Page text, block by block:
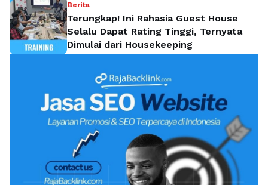
Berita
Terungkap! Ini Rahasia Guest House
Selalu Dapat Rating Tinggi, Ternyata
Dimulai dari Housekeeping